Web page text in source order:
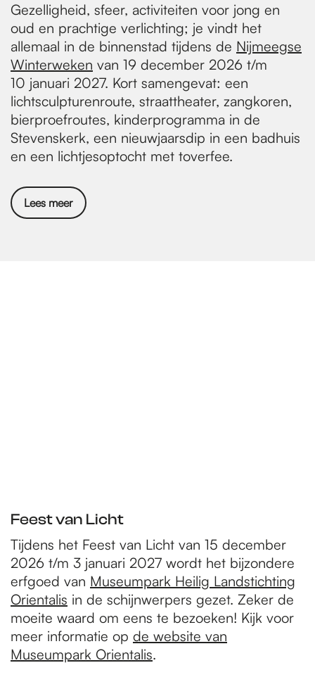
Gezelligheid, sfeer, activiteiten voor jong en
oud en prachtige verlichting; je vindt het
allemaal in de binnenstad tijdens de Nijmeegse
Winterweken van 19 december 2026 t/m
10 januari 2027. Kort samengevat: een
lichtsculpturenroute, straattheater, zangkoren,
bierproefroutes, kinderprogramma in de
Stevenskerk, een nieuwjaarsdip in een badhuis
en een lichtjesoptocht met toverfee.
Lees meer
Feest van Licht
Tijdens het Feest van Licht van 15 december
2026 t/m 3 januari 2027 wordt het bijzondere
erfgoed van Museumpark Heilig Landstichting
Orientalis in de schijnwerpers gezet. Zeker de
moeite waard om eens te bezoeken! Kijk voor
meer informatie op de website van
Museumpark Orientalis.